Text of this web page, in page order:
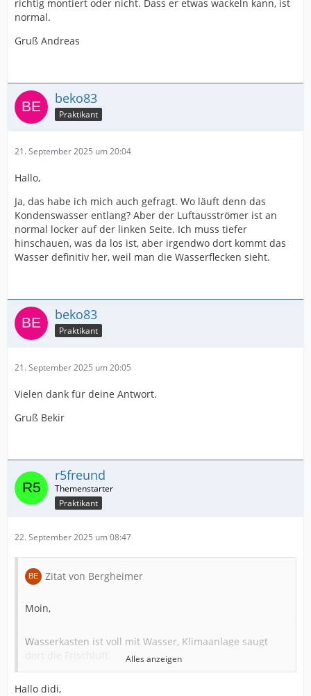
richtig montiert oder nicht. Dass er etwas wackeln kann, ist
normal.
Gruß Andreas
beko83
Praktikant
21. September 2025 um 20:04
Hallo,
Ja, das habe ich mich auch gefragt. Wo läuft denn das
Kondenswasser entlang? Aber der Luftausströmer ist an
normal locker auf der linken Seite. Ich muss tiefer
hinschauen, was da los ist, aber irgendwo dort kommt das
Wasser definitiv her, weil man die Wasserflecken sieht.
beko83
Praktikant
21. September 2025 um 20:05
Vielen dank für deine Antwort.
Gruß Bekir
r5freund
Praktikant
22. September 2025 um 08:47
Zitat von Bergheimer
Moin,
Wasserkasten ist voll mit Wasser, Klimaanlage saugt
Abdeckung unterhalb der Windschutzscheibe abbauen,
Alles anzeigen
Hallo didi,